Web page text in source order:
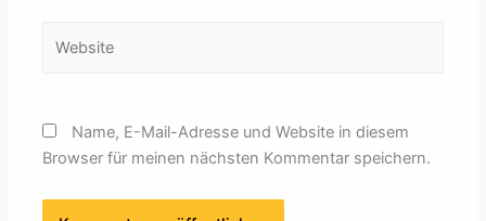
Name, E-Mail-Adresse und Website in diesem
Browser für meinen nächsten Kommentar speichern.